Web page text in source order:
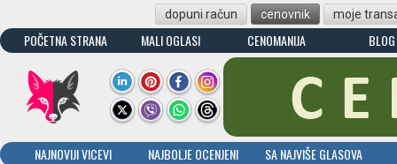
dopuni račun cenovnik moje
POČETNA STRANA MALI OGLASI CENOMANIJA BLOG
NAJNOVIJI VICEVI NAJBOLJE OCENJENI
SA NAJVIŠE GLASOVA